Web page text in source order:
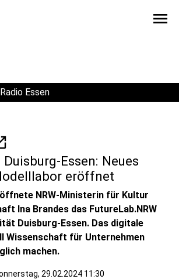
menu
Essen
Essen: Neues
eröffnet
NRW-Ministerin für Kultur
Ina Brandes das FutureLab.NRW
Duisburg-Essen. Das digitale
Wissenschaft für Unternehmen
machen.
29.02.2024 11:30